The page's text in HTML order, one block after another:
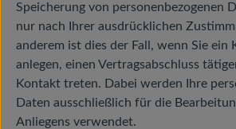
Speicherung von personenbezogenen
nur nach Ihrer ausdrücklichen
anderem ist dies der Fall, wenn Sie ein
anlegen, einen Vertragsabschluss
Kontakt treten. Dabei werden Ihre
Daten ausschließlich für die
Anliegens verwendet.